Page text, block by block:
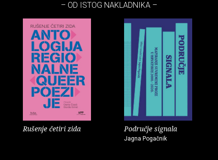
– OD ISTOG NAKLADNIKA –
Rušenje četiri zida Područje signala
Jagna Pogačnik